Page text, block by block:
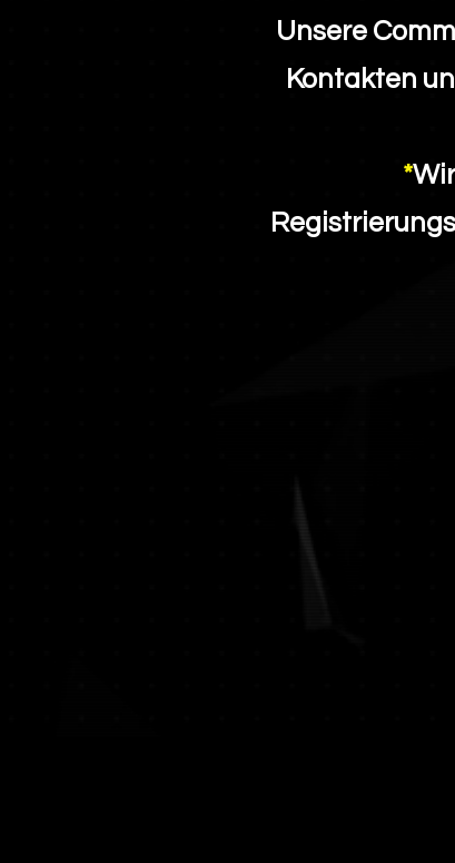
Unsere
Kontakten
*